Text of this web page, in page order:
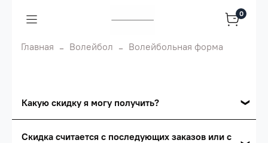
0
Главная Волейбол Волейбольная форма
Какую скидку я могу получить?
Скидка считается с последующих заказов или с